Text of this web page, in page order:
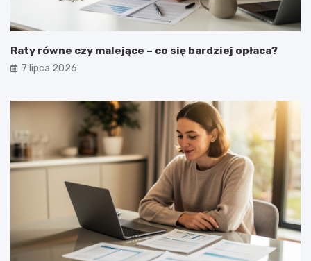
Raty równe czy malejące – co się bardziej opłaca?
7 lipca 2026